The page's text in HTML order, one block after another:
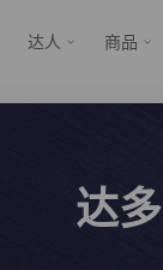
达人 商品
达